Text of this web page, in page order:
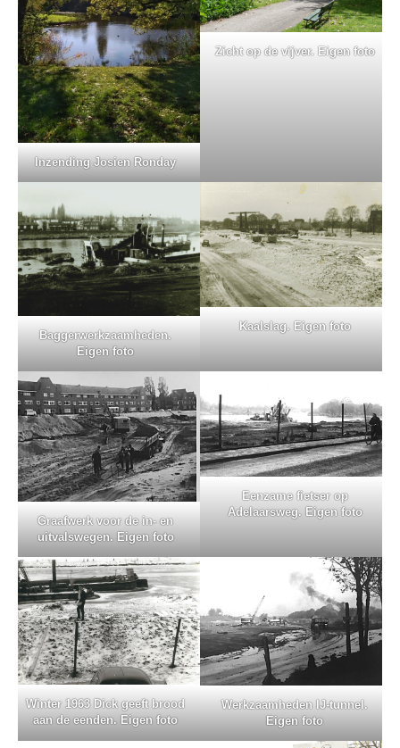
Inzending Josien Ronday
Zicht op de vijver. Eigen foto
Baggerwerkzaamheden.
Eigen foto
Kaalslag. Eigen foto
Graafwerk voor de in- en
uitvalswegen. Eigen foto
Eenzame fietser op
Adelaarsweg. Eigen foto
Winter 1963 Dick geeft brood
aan de eenden. Eigen foto
Werkzaamheden IJ-tunnel.
Eigen foto